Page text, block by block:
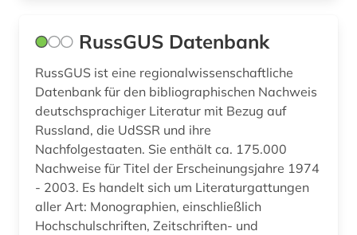
RussGUS Datenbank
RussGUS ist eine regionalwissenschaftliche
Datenbank für den bibliographischen Nachweis
deutschsprachiger Literatur mit Bezug auf
Russland, die UdSSR und ihre
Nachfolgestaaten. Sie enthält ca. 175.000
Nachweise für Titel der Erscheinungsjahre 1974
- 2003. Es handelt sich um Literaturgattungen
aller Art: Monographien, einschließlich
Hochschulschriften, Zeitschriften- und